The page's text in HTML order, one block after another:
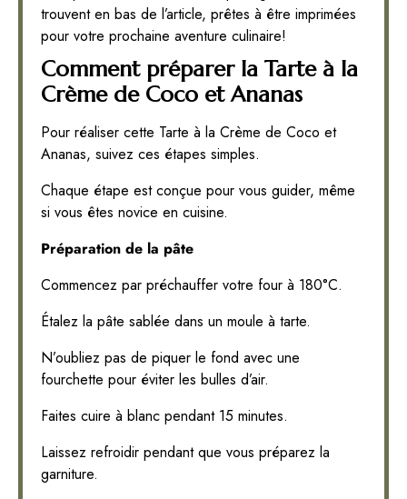
trouvent en bas de l’article, prêtes à être imprimées
pour votre prochaine aventure culinaire!
Comment préparer la Tarte à la
Crème de Coco et Ananas
Pour réaliser cette Tarte à la Crème de Coco et
Ananas, suivez ces étapes simples.
Chaque étape est conçue pour vous guider, même
si vous êtes novice en cuisine.
Préparation de la pâte
Commencez par préchauffer votre four à 180°C.
Étalez la pâte sablée dans un moule à tarte.
N’oubliez pas de piquer le fond avec une
fourchette pour éviter les bulles d’air.
Faites cuire à blanc pendant 15 minutes.
Laissez refroidir pendant que vous préparez la
garniture.